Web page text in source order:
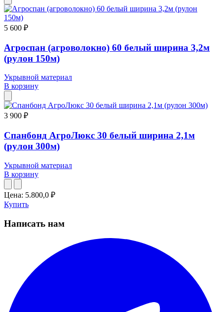
5 600 ₽
Агроспан (агроволокно) 60 белый ширина 3,2м
(рулон 150м)
Укрывной материал
В корзину
3 900 ₽
Спанбонд АгроЛюкс 30 белый ширина 2,1м
(рулон 300м)
Укрывной материал
В корзину
Цена: 5.800,0 ₽
Купить
Написать нам